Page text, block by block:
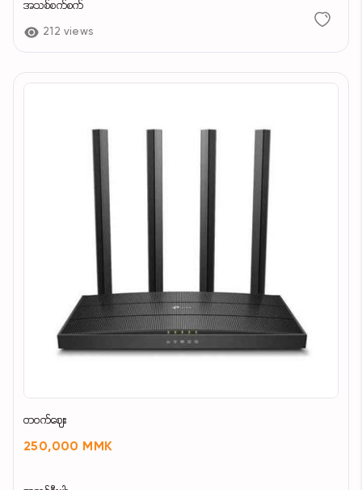
အသစ်စက်စက်
212 views
တဝက်ဈေး
250,000 MMK